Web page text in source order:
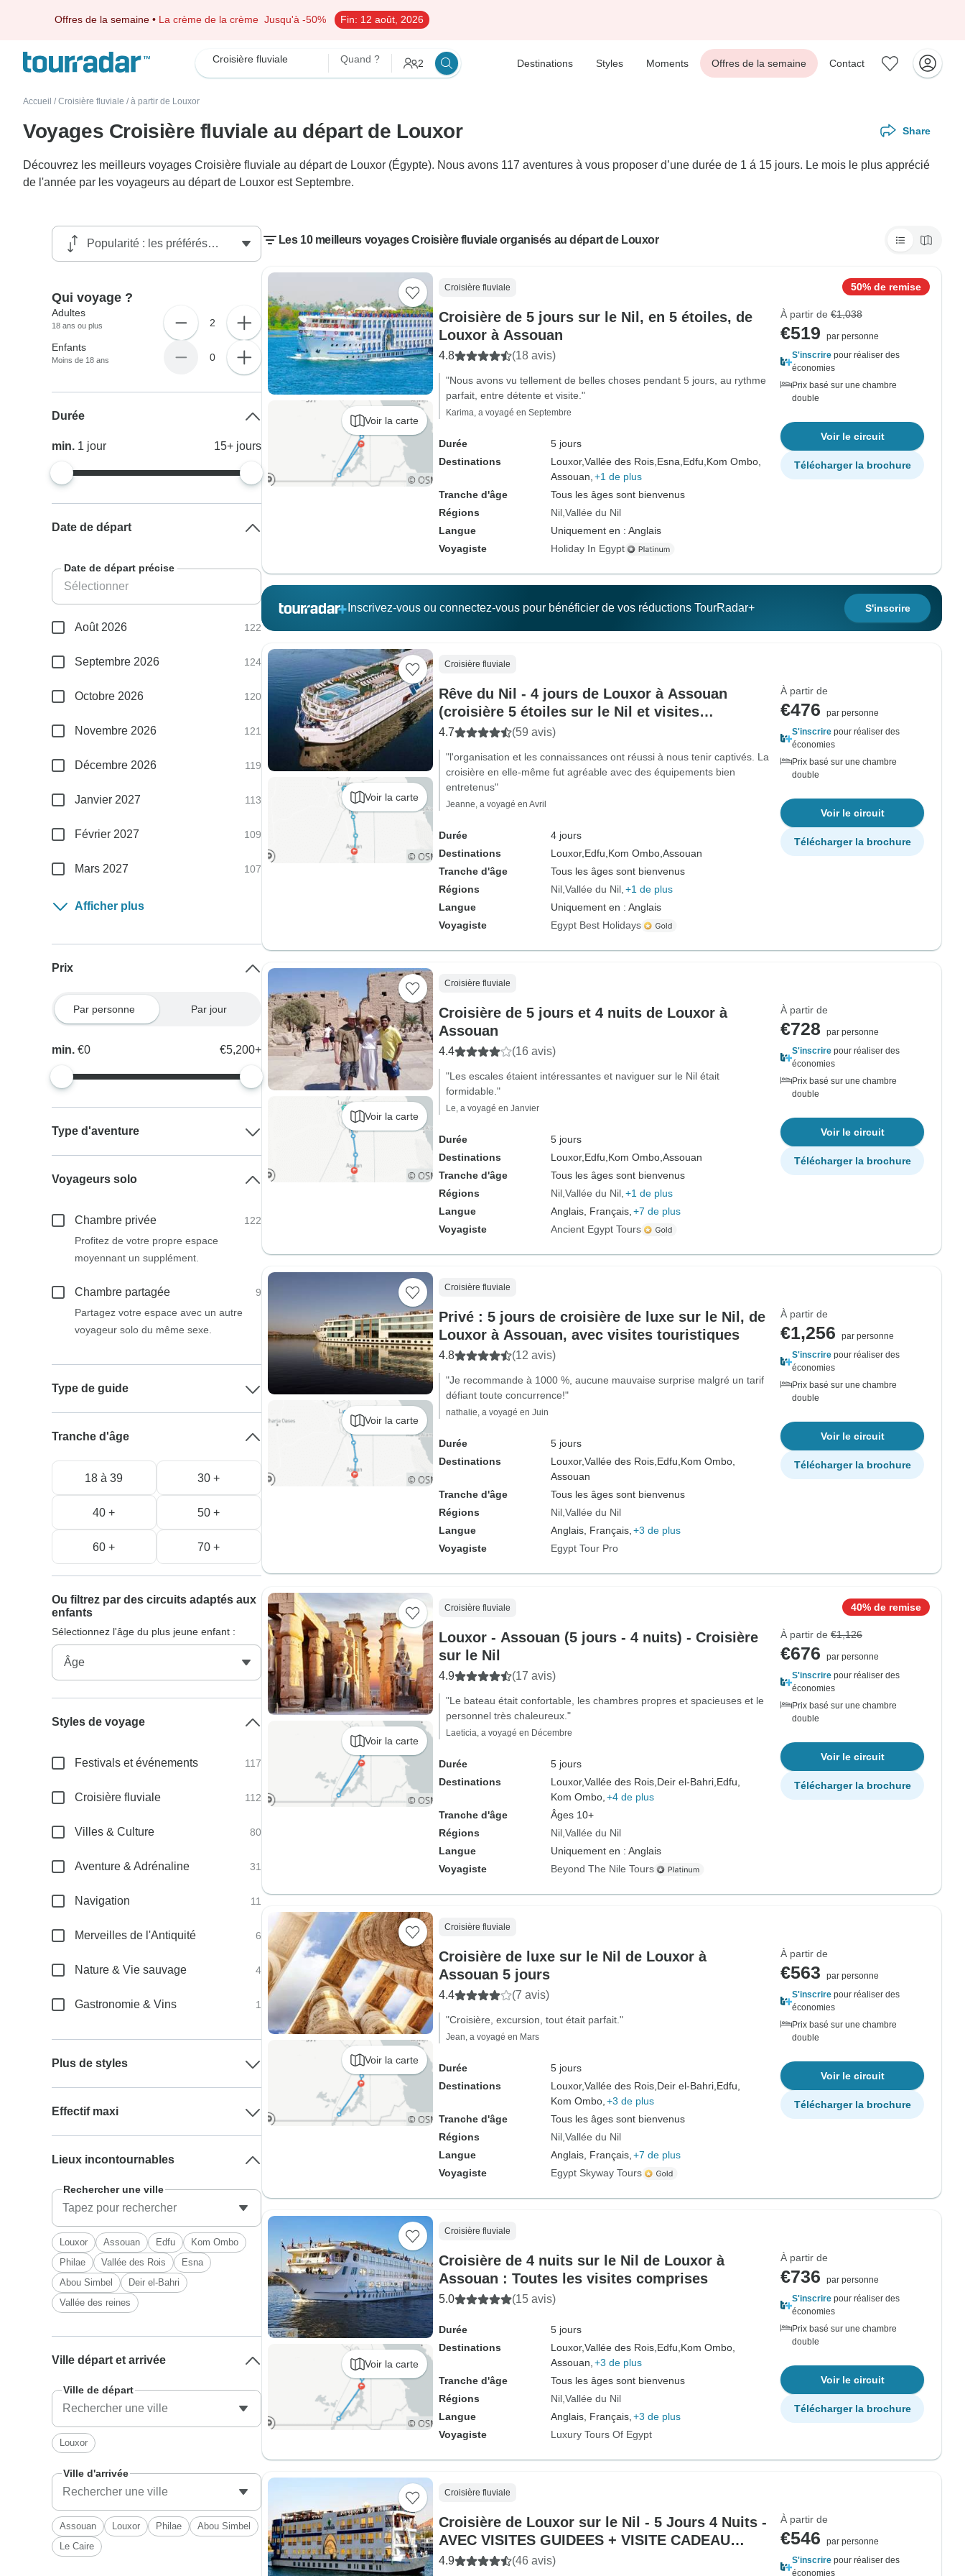
Offres de la semaine • La crème de la crème Jusqu'à -50% Fin: 12 août, 2026
Croisière fluviale Quand ? 2 Destinations Styles Moments Offres de la semaine Contact
Accueil / Croisière fluviale / à partir de Louxor
Voyages Croisière fluviale au départ de Louxor Share
Découvrez les meilleurs voyages Croisière fluviale au départ de Louxor (Égypte). Nous avons 117 aventures à vous proposer d’une durée de 1 á 15 jours. Le mois le plus apprécié
de l'année par les voyageurs au départ de Louxor est Septembre.
Les 10 meilleurs voyages Croisière fluviale organisés au départ de Louxor
Voir la carte
Croisière fluviale
Croisière de 5 jours sur le Nil, en 5 étoiles, de
Louxor à Assouan
4.8 (18 avis)
"Nous avons vu tellement de belles choses pendant 5 jours, au rythme
parfait, entre détente et visite."
Karima, a voyagé en Septembre
Durée
5 jours
Destinations
Louxor,Vallée des Rois, Esna, Edfu, Kom Ombo,
Assouan, +1 de plus
Tranche d'âge
Tous les âges sont bienvenus
Régions
Nil Vallée du Nil
Langue
Uniquement en : Anglais
Voyagiste
Holiday In Egypt
50% de remise
À partir de €1,038
€519
par personne
S'inscrire pour réaliser des
économies
Prix basé sur une chambre
double
Voir le circuit
Télécharger la brochure
Inscrivez-vous ou connectez-vous pour bénéficier de vos réductions TourRadar+ S'inscrire
Voir la carte
Croisière fluviale
Rêve du Nil - 4 jours de Louxor à Assouan
(croisière 5 étoiles sur le Nil et visites
touristiques)
4.7 (59 avis)
"l'organisation et les connaissances ont réussi à nous tenir captivés. La
croisière en elle-même fut agréable avec des équipements bien
entretenus"
Jeanne, a voyagé en Avril
Durée
4 jours
Destinations
Louxor, Edfu, Kom Ombo, Assouan
Tranche d'âge
Tous les âges sont bienvenus
Régions
Nil Vallée du Nil +1 de plus
Langue
Uniquement en : Anglais
Voyagiste
Egypt Best Holidays
À partir de
€476
par personne
S'inscrire pour réaliser des
économies
Prix basé sur une chambre
double
Voir le circuit
Télécharger la brochure
Voir la carte
Croisière fluviale
Croisière de 5 jours et 4 nuits de Louxor à
Assouan
4.4 (16 avis)
"Les escales étaient intéressantes et naviguer sur le Nil était
formidable."
Le, a voyagé en Janvier
Durée
5 jours
Destinations
Louxor, Edfu, Kom Ombo, Assouan
Tranche d'âge
Tous les âges sont bienvenus
Régions
Nil Vallée du Nil +1 de plus
Langue
Anglais, Français, +7 de plus
Voyagiste
Ancient Egypt Tours
À partir de
€728
par personne
S'inscrire pour réaliser des
économies
Prix basé sur une chambre
double
Voir le circuit
Télécharger la brochure
Voir la carte
Croisière fluviale
Privé : 5 jours de croisière de luxe sur le Nil, de
Louxor à Assouan, avec visites touristiques
4.8 (12 avis)
"Je recommande à 1000 %, aucune mauvaise surprise malgré un tarif
défiant toute concurrence!"
nathalie, a voyagé en Juin
Durée
5 jours
Destinations
Louxor,Vallée des Rois, Edfu, Kom Ombo,
Assouan
Tranche d'âge
Tous les âges sont bienvenus
Régions
Nil Vallée du Nil
Langue
Anglais, Français, +3 de plus
Voyagiste
Egypt Tour Pro
À partir de
€1,256
par personne
S'inscrire pour réaliser des
économies
Prix basé sur une chambre
double
Voir le circuit
Télécharger la brochure
Voir la carte
Croisière fluviale
Louxor - Assouan (5 jours - 4 nuits) - Croisière
sur le Nil
4.9 (17 avis)
"Le bateau était confortable, les chambres propres et spacieuses et le
personnel très chaleureux."
Laeticia, a voyagé en Décembre
Durée
5 jours
Destinations
Louxor,Vallée des Rois, Deir el-Bahri, Edfu,
Kom Ombo, +4 de plus
Tranche d'âge
Âges 10+
Régions
Nil Vallée du Nil
Langue
Uniquement en : Anglais
Voyagiste
Beyond The Nile Tours
40% de remise
À partir de €1,126
€676
par personne
S'inscrire pour réaliser des
économies
Prix basé sur une chambre
double
Voir le circuit
Télécharger la brochure
Voir la carte
Croisière fluviale
Croisière de luxe sur le Nil de Louxor à
Assouan 5 jours
4.4 (7 avis)
"Croisière, excursion, tout était parfait."
Jean, a voyagé en Mars
Durée
5 jours
Destinations
Louxor,Vallée des Rois, Deir el-Bahri, Edfu,
Kom Ombo, +3 de plus
Tranche d'âge
Tous les âges sont bienvenus
Régions
Nil Vallée du Nil
Langue
Anglais, Français, +7 de plus
Voyagiste
Egypt Skyway Tours
À partir de
€563
par personne
S'inscrire pour réaliser des
économies
Prix basé sur une chambre
double
Voir le circuit
Télécharger la brochure
Voir la carte
Croisière fluviale
Croisière de 4 nuits sur le Nil de Louxor à
Assouan : Toutes les visites comprises
5.0 (15 avis)
Durée
5 jours
Destinations
Louxor,Vallée des Rois, Edfu, Kom Ombo,
Assouan, +3 de plus
Tranche d'âge
Tous les âges sont bienvenus
Régions
Nil Vallée du Nil
Langue
Anglais, Français, +3 de plus
Voyagiste
Luxury Tours Of Egypt
À partir de
€736
par personne
S'inscrire pour réaliser des
économies
Prix basé sur une chambre
double
Voir le circuit
Télécharger la brochure
Croisière fluviale
Croisière de Louxor sur le Nil - 5 Jours 4 Nuits -
AVEC VISITES GUIDEES + VISITE CADEAU
GRATUIT "TEMPLE D'ABU SIMBEL"
4.9 (46 avis)
À partir de
€546
par personne
S'inscrire pour réaliser des
économies
Qui voyage ?
Adultes
18 ans ou plus 2
Enfants
Moins de 18 ans 0
Durée
min. 1 jour 15+ jours
Date de départ
Date de départ précise
Août 2026 122
Septembre 2026 124
Octobre 2026 120
Novembre 2026 121
Décembre 2026 119
Janvier 2027 113
Février 2027 109
Mars 2027 107
Afficher plus
Prix
Par personne Par jour
min.€0 €5,200+
Type d'aventure
Voyageurs solo
Chambre privée
122
Profitez de votre propre espace
moyennant un supplément.
Chambre partagée
9
Partagez votre espace avec un autre
voyageur solo du même sexe.
Type de guide
Tranche d'âge
18 à 39 30 +
40 + 50 +
60 + 70 +
Ou filtrez par des circuits adaptés aux
enfants
Sélectionnez l'âge du plus jeune enfant :
Styles de voyage
Festivals et événements 117
Croisière fluviale 112
Villes & Culture 80
Aventure & Adrénaline 31
Navigation 11
Merveilles de l'Antiquité 6
Nature & Vie sauvage 4
Gastronomie & Vins 1
Plus de styles
Effectif maxi
Lieux incontournables
Rechercher une ville
Louxor Assouan Edfu
Kom Ombo
Philae
Vallée des Rois
Esna
Abou Simbel
Deir el-Bahri
Vallée des reines
Ville départ et arrivée
Ville de départ
Louxor
Ville d'arrivée
Assouan Louxor Philae
Abou Simbel
Le Caire